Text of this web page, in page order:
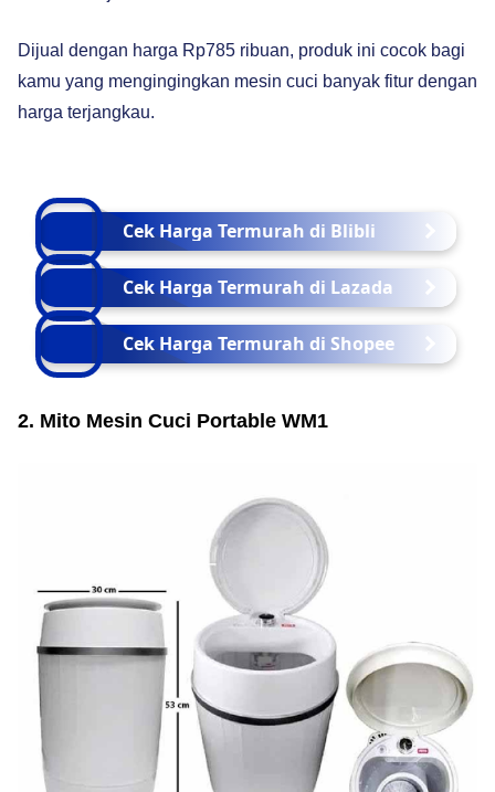
Dijual dengan harga Rp785 ribuan, produk ini cocok bagi
kamu yang mengingingkan mesin cuci banyak fitur dengan
harga terjangkau.
Cek Harga Termurah di Blibli
Cek Harga Termurah di Lazada
Cek Harga Termurah di Shopee
2. Mito Mesin Cuci Portable WM1